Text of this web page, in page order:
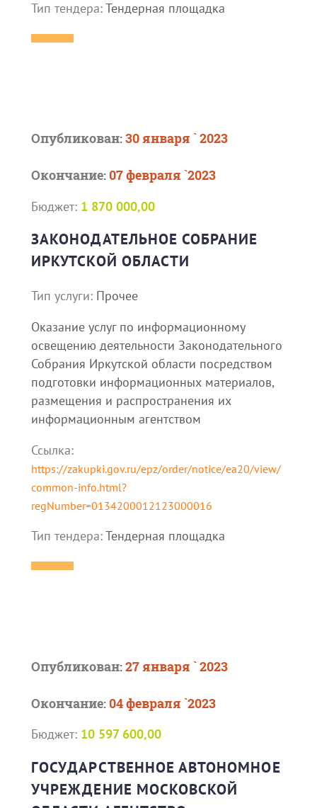
Тип тендера:Тендерная площадка
Опубликован:30 января ` 2023
Окончание:07 февраля `2023
Бюджет: 1 870 000,00
ЗАКОНОДАТЕЛЬНОЕ СОБРАНИЕ
ИРКУТСКОЙ ОБЛАСТИ
Тип услуги: Прочее
Оказание услуг по информационному
освещению деятельности Законодательного
Собрания Иркутской области посредством
подготовки информационных материалов,
размещения и распространения их
информационным агентством
Ссылка:
https://zakupki.gov.ru/epz/order/notice/ea20/view/
common-info.html?
regNumber=0134200012123000016
Тип тендера:Тендерная площадка
Опубликован:27 января ` 2023
Окончание:04 февраля `2023
Бюджет: 10 597 600,00
ГОСУДАРСТВЕННОЕ АВТОНОМНОЕ
УЧРЕЖДЕНИЕ МОСКОВСКОЙ